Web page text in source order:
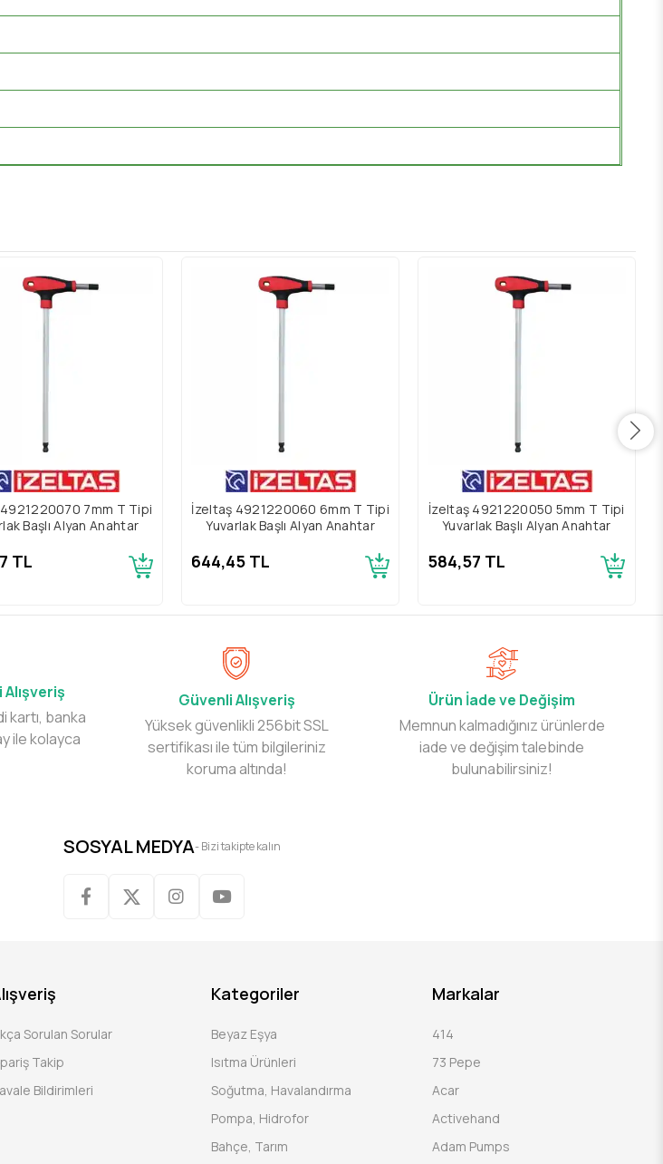
7mm T Tipi
Başlı Alyan Anahtar
TL
İzeltaş 4921220060 6mm T Tipi
Yuvarlak Başlı Alyan Anahtar
644,45 TL
İzeltaş 4921220050 5mm T Tipi
Yuvarlak Başlı Alyan Anahtar
584,57 TL
kartı, banka
ile kolayca
Güvenli Alışveriş
Yüksek güvenlikli 256bit SSL
sertifikası ile tüm bilgileriniz
koruma altında!
Ürün İade ve Değişim
Memnun kalmadığınız ürünlerde
iade ve değişim talebinde
bulunabilirsiniz!
SOSYAL MEDYA- Bizi takipte kalın
Sorulan Sorular
Takip
Bildirimleri
Kategoriler
Beyaz Eşya
Isıtma Ürünleri
Soğutma, Havalandırma
Pompa, Hidrofor
Bahçe, Tarım
Markalar
414
73 Pepe
Acar
Activehand
Adam Pumps